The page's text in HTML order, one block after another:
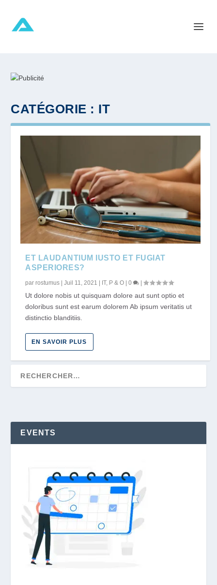
CATÉGORIE : IT
ET LAUDANTIUM IUSTO ET FUGIAT
ASPERIORES?
parrostumus |Juil 11, 2021 | IT, P & O |0 |
Ut dolore nobis ut quisquam dolore aut sunt optio et
doloribus sunt est earum dolorem Ab ipsum veritatis ut
distinctio blanditiis.
EN SAVOIR PLUS
EVENTS